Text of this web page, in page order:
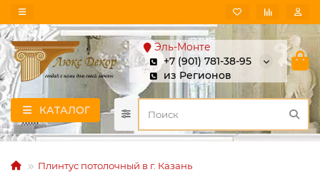
Эль-Монте
+7 (901) 781-38-95
из Регионов
КАТАЛОГ
Плинтус потолочный в г. Казань